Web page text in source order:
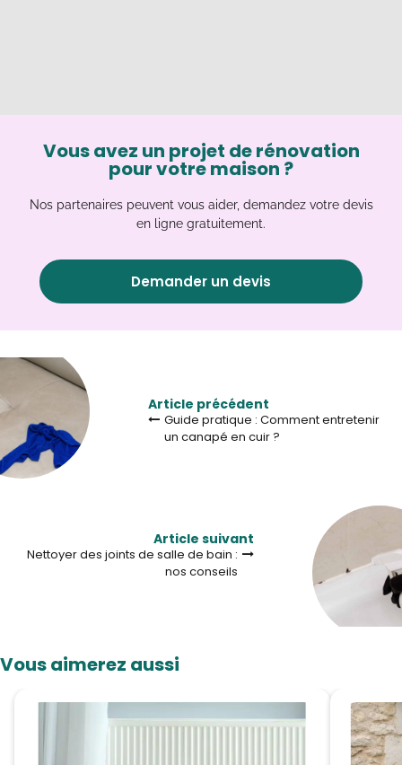
Vous avez un projet de rénovation
pour votre maison ?
Nos partenaires peuvent vous aider, demandez votre devis
en ligne gratuitement.
Demander un devis
Article précédent
Guide pratique : Comment entretenir
un canapé en cuir ?
Article suivant
Nettoyer des joints de salle de bain :
nos conseils
Vous aimerez aussi